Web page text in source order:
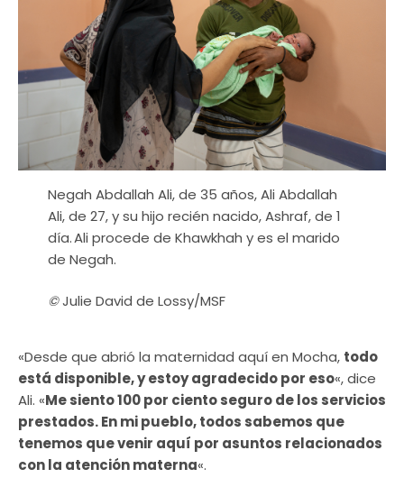
Negah Abdallah Ali, de 35 años, Ali Abdallah
Ali, de 27, y su hijo recién nacido, Ashraf, de 1
día. Ali procede de Khawkhah y es el marido
de Negah.
©Julie David de Lossy/MSF
«Desde que abrió la maternidad aquí en Mocha, todo
está disponible, y estoy agradecido por eso«, dice
Ali. «Me siento 100 por ciento seguro de los servicios
prestados. En mi pueblo, todos sabemos que
tenemos que venir aquí por asuntos relacionados
con la atención materna«.